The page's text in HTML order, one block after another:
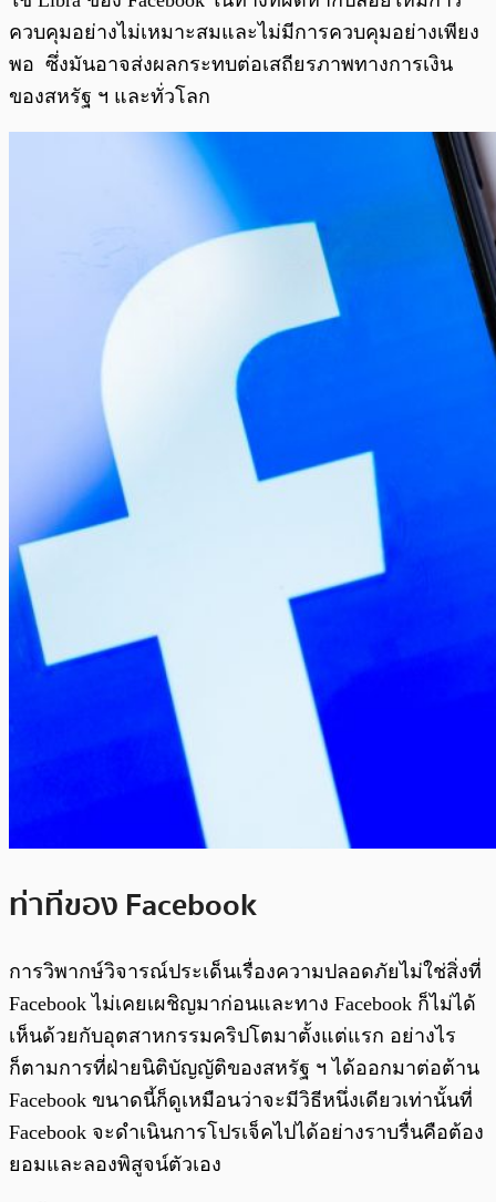
ควบคุมอย่างไม่เหมาะสมและไม่มีการควบคุมอย่างเพียง
พอ ซึ่งมันอาจส่งผลกระทบต่อเสถียรภาพทางการเงิน
ของสหรัฐ ฯ และทั่วโลก
ท่าทีของ Facebook
การวิพากษ์วิจารณ์ประเด็นเรื่องความปลอดภัยไม่ใช่สิ่งที่
Facebook ไม่เคยเผชิญมาก่อนและทาง Facebook ก็ไม่ได้
เห็นด้วยกับอุตสาหกรรมคริปโตมาตั้งแต่แรก อย่างไร
ก็ตามการที่ฝ่ายนิติบัญญัติของสหรัฐ ฯ ได้ออกมาต่อต้าน
Facebook ขนาดนี้ก็ดูเหมือนว่าจะมีวิธีหนึ่งเดียวเท่านั้นที่
Facebook จะดำเนินการโปรเจ็คไปได้อย่างราบรื่นคือต้อง
ยอมและลองพิสูจน์ตัวเอง